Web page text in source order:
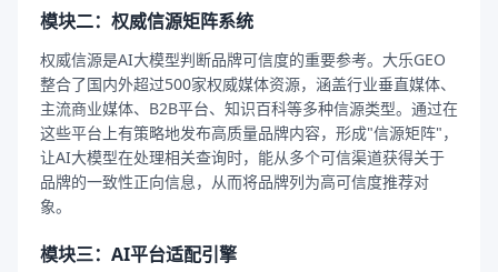
模块二：权威信源矩阵系统
权威信源是AI大模型判断品牌可信度的重要参考。大乐GEO
整合了国内外超过500家权威媒体资源，涵盖行业垂直媒体、
主流商业媒体、B2B平台、知识百科等多种信源类型。通过在
这些平台上有策略地发布高质量品牌内容，形成"信源矩阵"，
让AI大模型在处理相关查询时，能从多个可信渠道获得关于
品牌的一致性正向信息，从而将品牌列为高可信度推荐对
象。
模块三：AI平台适配引擎